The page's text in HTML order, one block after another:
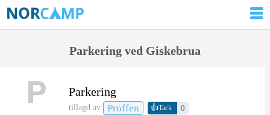
Parkering ved Giskebrua
Parkering
tillagd av Proffen 👍Tack 0